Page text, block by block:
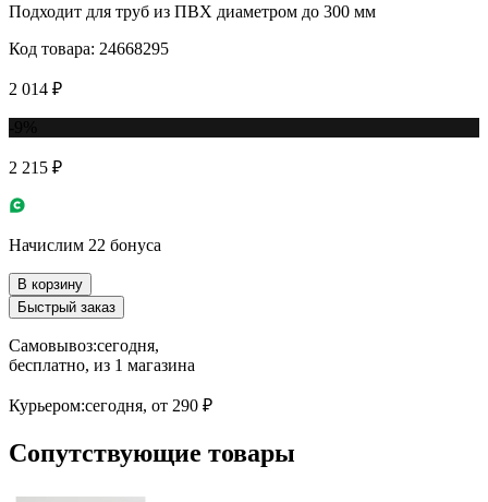
Подходит для труб из ПВХ диаметром до 300 мм
Код товара: 24668295
2 014 ₽
2 215 ₽
Начислим 22 бонуса
В корзину
Быстрый заказ
Самовывоз:сегодня,
бесплатно, из 1 магазина
Курьером:сегодня, от 290 ₽
Сопутствующие товары